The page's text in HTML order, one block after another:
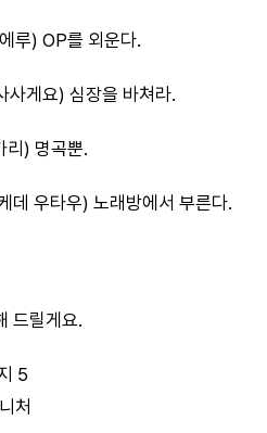
루) OP를 외운다.
사게요) 심장을 바쳐라.
리) 명곡뿐.
데 우타우) 노래방에서 부른다.
드릴게요.
5
처